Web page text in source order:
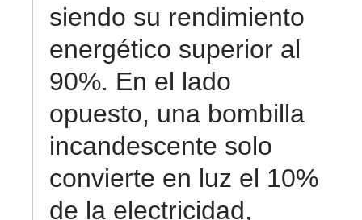
siendo su rendimiento
energético superior al
90%. En el lado
opuesto, una bombilla
incandescente solo
convierte en luz el 10%
de la electricidad,